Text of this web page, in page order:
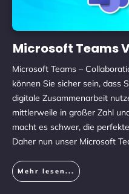
Microsoft Teams
Microsoft Teams –
können Sie sicher sein, dass
digitale Zusammenarbeit
mittlerweile in großer Zahl
macht es schwer, die
Daher nun unser Microsoft
Mehr lesen...